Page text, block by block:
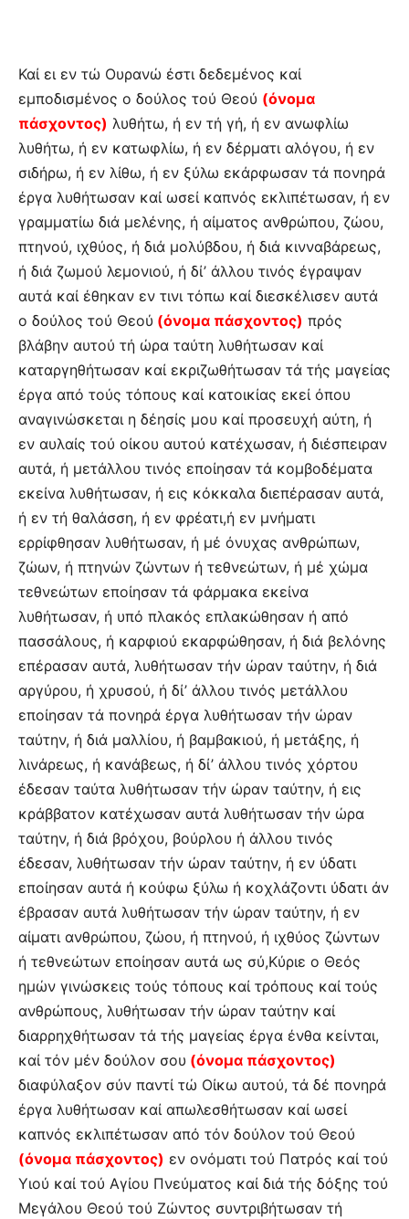
Καί ει εν τώ Ουρανώ έστι δεδεμένος καί
εμποδισμένος ο δούλος τού Θεού (όνομα
πάσχοντος) λυθήτω, ή εν τή γή, ή εν ανωφλίω
λυθήτω, ή εν κατωφλίω, ή εν δέρματι αλόγου, ή εν
σιδήρω, ή εν λίθω, ή εν ξύλω εκάρφωσαν τά πονηρά
έργα λυθήτωσαν καί ωσεί καπνός εκλιπέτωσαν, ή εν
γραμματίω διά μελένης, ή αίματος ανθρώπου, ζώου,
πτηνού, ιχθύος, ή διά μολύβδου, ή διά κινναβάρεως,
ή διά ζωμού λεμονιού, ή δί’ άλλου τινός έγραψαν
αυτά καί έθηκαν εν τινι τόπω καί διεσκέλισεν αυτά
ο δούλος τού Θεού (όνομα πάσχοντος) πρός
βλάβην αυτού τή ώρα ταύτη λυθήτωσαν καί
καταργηθήτωσαν καί εκριζωθήτωσαν τά τής μαγείας
έργα από τούς τόπους καί κατοικίας εκεί όπου
αναγινώσκεται η δέησίς μου καί προσευχή αύτη, ή
εν αυλαίς τού οίκου αυτού κατέχωσαν, ή διέσπειραν
αυτά, ή μετάλλου τινός εποίησαν τά κομβοδέματα
εκείνα λυθήτωσαν, ή εις κόκκαλα διεπέρασαν αυτά,
ή εν τή θαλάσση, ή εν φρέατι,ή εν μνήματι
ερρίφθησαν λυθήτωσαν, ή μέ όνυχας ανθρώπων,
ζώων, ή πτηνών ζώντων ή τεθνεώτων, ή μέ χώμα
τεθνεώτων εποίησαν τά φάρμακα εκείνα
λυθήτωσαν, ή υπό πλακός επλακώθησαν ή από
πασσάλους, ή καρφιού εκαρφώθησαν, ή διά βελόνης
επέρασαν αυτά, λυθήτωσαν τήν ώραν ταύτην, ή διά
αργύρου, ή χρυσού, ή δί’ άλλου τινός μετάλλου
εποίησαν τά πονηρά έργα λυθήτωσαν τήν ώραν
ταύτην, ή διά μαλλίου, ή βαμβακιού, ή μετάξης, ή
λινάρεως, ή κανάβεως, ή δί’ άλλου τινός χόρτου
έδεσαν ταύτα λυθήτωσαν τήν ώραν ταύτην, ή εις
κράββατον κατέχωσαν αυτά λυθήτωσαν τήν ώρα
ταύτην, ή διά βρόχου, βούρλου ή άλλου τινός
έδεσαν, λυθήτωσαν τήν ώραν ταύτην, ή εν ύδατι
εποίησαν αυτά ή κούφω ξύλω ή κοχλάζοντι ύδατι άν
έβρασαν αυτά λυθήτωσαν τήν ώραν ταύτην, ή εν
αίματι ανθρώπου, ζώου, ή πτηνού, ή ιχθύος ζώντων
ή τεθνεώτων εποίησαν αυτά ως σύ,Κύριε ο Θεός
ημών γινώσκεις τούς τόπους καί τρόπους καί τούς
ανθρώπους, λυθήτωσαν τήν ώραν ταύτην καί
διαρρηχθήτωσαν τά τής μαγείας έργα ένθα κείνται,
καί τόν μέν δούλον σου (όνομα πάσχοντος)
διαφύλαξον σύν παντί τώ Οίκω αυτού, τά δέ πονηρά
έργα λυθήτωσαν καί απωλεσθήτωσαν καί ωσεί
καπνός εκλιπέτωσαν από τόν δούλον τού Θεού
(όνομα πάσχοντος) εν ονόματι τού Πατρός καί τού
Υιού καί τού Αγίου Πνεύματος καί διά τής δόξης τού
Μεγάλου Θεού τού Ζώντος συντριβήτωσαν τή